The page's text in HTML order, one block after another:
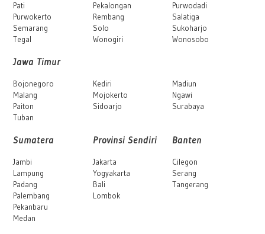
Pati
Purwokerto
Semarang
Tegal
Pekalongan
Rembang
Solo
Wonogiri
Purwodadi
Salatiga
Sukoharjo
Wonosobo
Jawa Timur
Bojonegoro
Malang
Paiton
Tuban
Kediri
Mojokerto
Sidoarjo
Madiun
Ngawi
Surabaya
Sumatera
Jambi
Lampung
Padang
Palembang
Pekanbaru
Medan
Provinsi Sendiri
Jakarta
Yogyakarta
Bali
Lombok
Banten
Cilegon
Serang
Tangerang